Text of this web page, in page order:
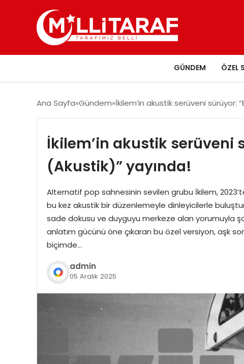
GÜNDEM ÖZEL
Ana Sayfa Gündem İkilem’in akustik serüveni sürüyor:
İkilem’in akustik serüveni
(Akustik)” yayında!
Alternatif pop sahnesinin sevilen grubu İkilem,
bu kez akustik bir düzenlemeyle dinleyicilerle
sade dokusu ve duyguyu merkeze alan yorumuyla
anlatım gücünü öne çıkaran bu özel versiyon, aşk
biçimde…
admin
05 Aralık 2025